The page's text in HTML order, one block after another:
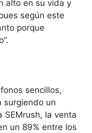
alto en su vida y
según este
porque
sencillos,
surgiendo un
SEMrush, la venta
un 89% entre los